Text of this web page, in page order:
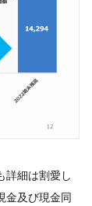
詳細は割愛し
金及び現金同